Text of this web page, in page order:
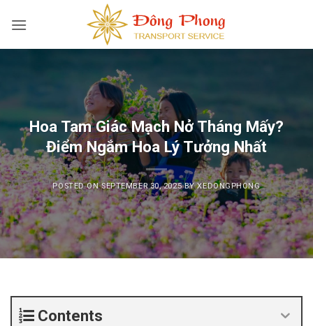
Hoa Tam Giác Mạch Nở Tháng Mấy?
Điểm Ngắm Hoa Lý Tưởng Nhất
POSTED ONSEPTEMBER 30, 2025 BYXEDONGPHONG
Contents